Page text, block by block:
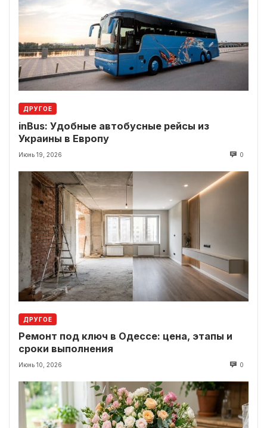
ДРУГОЕ
inBus: Удобные автобусные рейсы из
Украины в Европу
Июнь 19, 2026 0
ДРУГОЕ
Ремонт под ключ в Одессе: цена, этапы и
сроки выполнения
Июнь 10, 2026 0